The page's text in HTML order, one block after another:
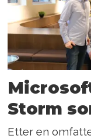
Storm
Etter en